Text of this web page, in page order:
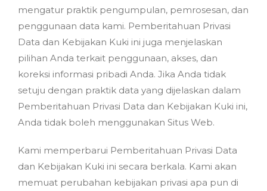
mengatur praktik pengumpulan, pemrosesan, dan
penggunaan data kami. Pemberitahuan Privasi
Data dan Kebijakan Kuki ini juga menjelaskan
pilihan Anda terkait penggunaan, akses, dan
koreksi informasi pribadi Anda. Jika Anda tidak
setuju dengan praktik data yang dijelaskan dalam
Pemberitahuan Privasi Data dan Kebijakan Kuki ini,
Anda tidak boleh menggunakan Situs Web.
Kami memperbarui Pemberitahuan Privasi Data
dan Kebijakan Kuki ini secara berkala. Kami akan
memuat perubahan kebijakan privasi apa pun di